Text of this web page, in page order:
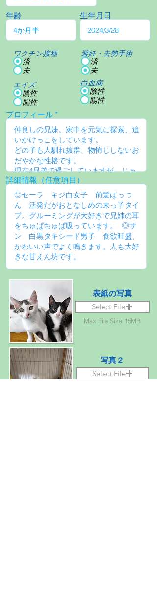
年齢
ワクチン接種
済
未
エイズ
陰性
陽性
生年月日
避妊・去勢手術
済
未
白血病
陰性
陽性
プロフィール
詳細情報（任意項目）
表紙の写真
Select File
Max File Size 15MB
写真２
Select File